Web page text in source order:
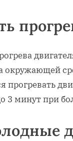
окружающей
прогревать
3 минут при